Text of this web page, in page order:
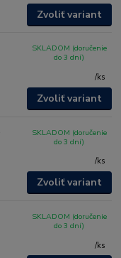
Zvoliť variant
/ks
SKLADOM (doručenie
do 3 dní)
Zvoliť variant
/ks
SKLADOM (doručenie
do 3 dní)
Zvoliť variant
/ks
SKLADOM (doručenie
do 3 dní)